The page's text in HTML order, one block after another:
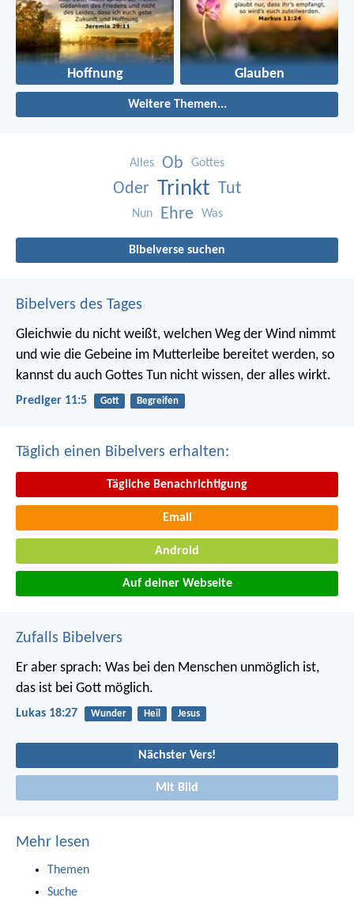
Hoffnung Glauben
Weitere Themen...
Alles Ob Gottes
Oder Trinkt Tut
Nun Ehre Was
Bibelverse suchen
Bibelvers des Tages
Gleichwie du nicht weißt, welchen Weg der Wind nimmt
und wie die Gebeine im Mutterleibe bereitet werden, so
kannst du auch Gottes Tun nicht wissen, der alles wirkt.
Prediger 11:5 Gott Begreifen
Täglich einen Bibelvers erhalten:
Tägliche Benachrichtigung
Email
Android
Auf deiner Webseite
Zufalls Bibelvers
Er aber sprach: Was bei den Menschen unmöglich ist,
das ist bei Gott möglich.
Lukas 18:27 Wunder Heil Jesus
Nächster Vers!
Mit Bild
Mehr lesen
Themen
Suche